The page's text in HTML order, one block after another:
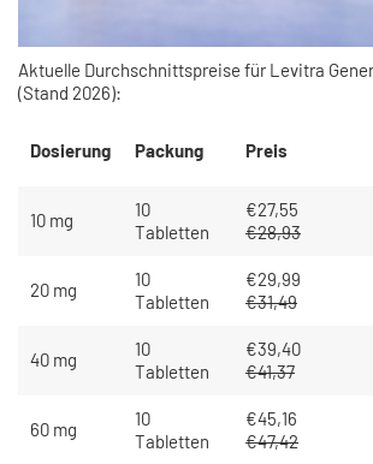
Aktuelle Durchschnittspreise für Levitra
(Stand 2026):
Dosierung Packung Preis
10 mg
10
Tabletten
€27,55
€28,93
20 mg
10
Tabletten
€29,99
€31,49
40 mg
10
Tabletten
€39,40
€41,37
60 mg
10
Tabletten
€45,16
€47,42